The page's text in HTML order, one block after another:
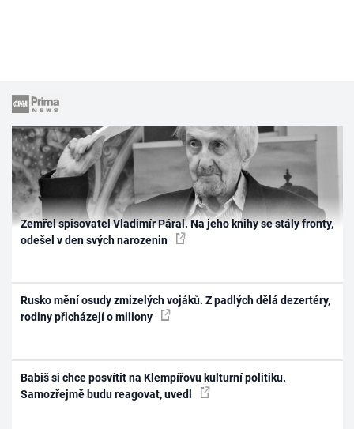
Zemřel spisovatel Vladimír Páral. Na jeho knihy se stály fronty,
odešel v den svých narozenin
Rusko mění osudy zmizelých vojáků. Z padlých dělá dezertéry,
rodiny přicházejí o miliony
Babiš si chce posvítit na Klempířovu kulturní politiku.
Samozřejmě budu reagovat, uvedl